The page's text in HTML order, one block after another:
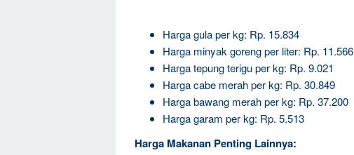
Harga gula per kg: Rp. 15.834
Harga minyak goreng per liter: Rp. 11.566
Harga tepung terigu per kg: Rp. 9.021
Harga cabe merah per kg: Rp. 30.849
Harga bawang merah per kg: Rp. 37.200
Harga garam per kg: Rp. 5.513
Harga Makanan Penting Lainnya: